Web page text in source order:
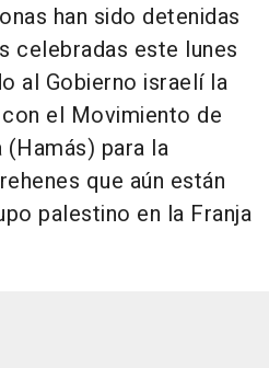
han sido detenidas
celebradas este lunes
al Gobierno israelí la
el Movimiento de
para la
que aún están
palestino en la Franja